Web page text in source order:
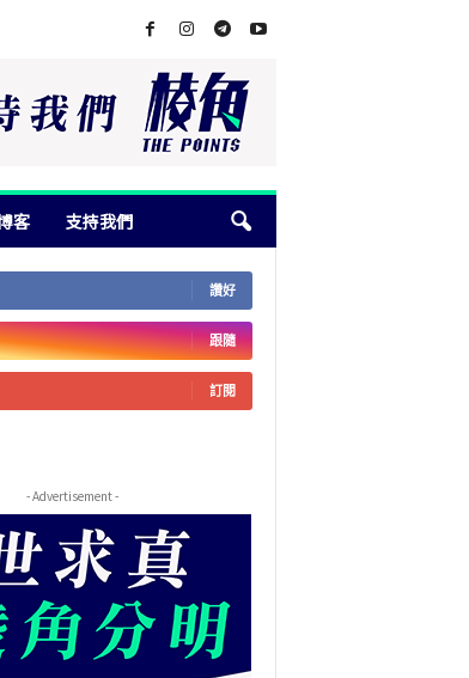
客 支持我們
讚好
跟隨
訂閱
- Advertisement -